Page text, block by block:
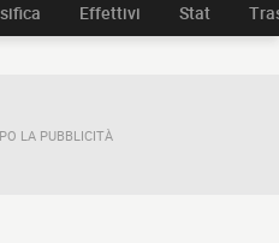
Effettivi Stat
LA PUBBLICITÀ